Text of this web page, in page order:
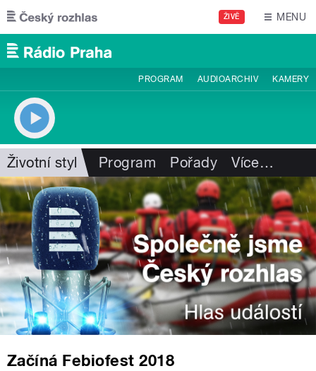
Přejít k hlavnímu obsahu
ŽIVĚ MENU
PROGRAM AUDIOARCHIV KAMERY
Životní styl Program Pořady Více…
Začíná Febiofest 2018